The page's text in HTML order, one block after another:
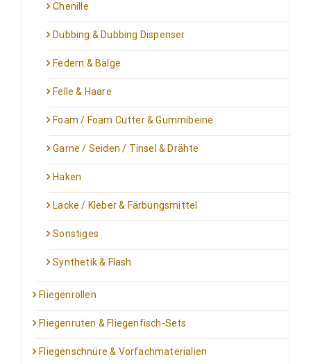
Chenille
Dubbing & Dubbing Dispenser
Federn & Bälge
Felle & Haare
Foam / Foam Cutter & Gummibeine
Garne / Seiden / Tinsel & Drähte
Haken
Lacke / Kleber & Färbungsmittel
Sonstiges
Synthetik & Flash
Fliegenrollen
Fliegenruten & Fliegenfisch-Sets
Fliegenschnüre & Vorfachmaterialien